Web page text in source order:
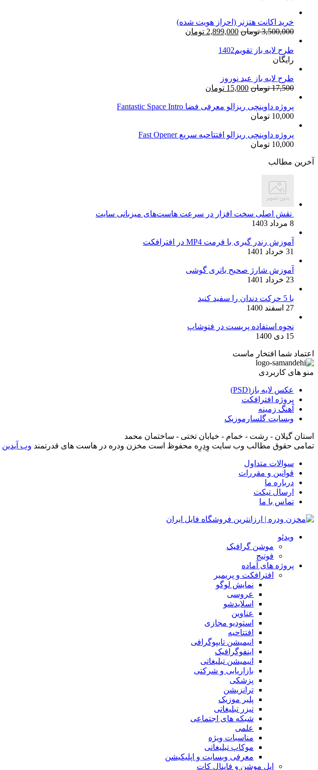
خرید اکانت هتزنر (احراز هویت شده)
3,500,000 تومان قیمت
2,899,000 تومان
طرح لایه باز تقویم1402
رایگان
طرح لایه باز عید نوروز
17,500 تومان قیمت
17,500 تومان
15,000 تومان
15,000 تومان.
پروژه داوینچی ریزالو معرفی فضا Fantastic Space Intro
10,000 تومان
پروژه داوینچی ریزالو افتتاحیه سریع Fast Opener
10,000 تومان
آخرین مطالب
نقش اصلی سخت افزار در سرعت هاست‌های میزبانی سایت
8 مرداد 1403
آموزش رندر گیری با فرمت MP4 در افترافکت
31 خرداد 1401
آموزش شارژ صحیح باتری گوشی
23 خرداد 1401
با 5 حرکت دندان را سفید کنید
27 اسفند 1400
نحوه استفاده پریست در فتوشاپ
15 دی 1400
اعتماد شما افتخار ماست
منو های کاربردی
عکس لایه باز(PSD)
پروژه افترافکت
آهنگ زمینه
وبسایت گلسارموزیک
استان گیلان - رشت - خمام - خیابان تختی - ساختمان محمد
تمامی حقوق مطالب وب سایت وِدِرِه محفوظ است مخزن ودره در هاست های قدرتمند وب آیدین
سوالات متداول
قوانین و مقررات
درباره ما
ارسال تیکت
تماس با ما
ویدئو
موشن گرافیک
فوتیج
پروژه های آماده
افترافکت و پریمیر
نمایش لوگو
عروسی
اسلایدشو
عناوین
استودیو مجازی
افتتاحیه
انیمیشن تایپوگرافی
اینفوگرافیک
انیمیشن تبلیغاتی
بازاریابی و شرکتی
پزشکی
ترانزیشن
پلیر موزیک
تیزر تبلیغاتی
شبکه های اجتماعی
علمی
مناسبات ویژه
موکاپ تبلیغاتی
معرفی وبسایت و اپلیکیشن
اپل موشن و فاینال کات